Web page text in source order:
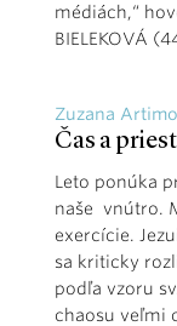
médiách,“
BIELEKOVÁ
Zuzana
Čas a
Leto ponúka
naše vnútro.
exercície.
sa kriticky
podľa vzoru
chaosu veľmi